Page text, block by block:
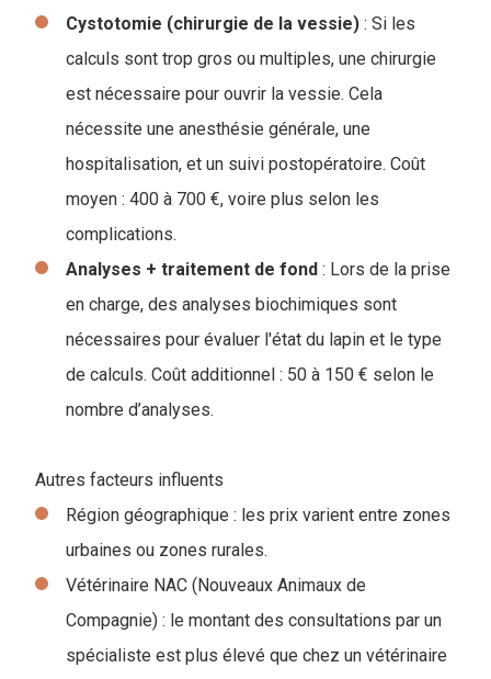
Cystotomie (chirurgie de la vessie) : Si les
calculs sont trop gros ou multiples, une chirurgie
est nécessaire pour ouvrir la vessie. Cela
nécessite une anesthésie générale, une
hospitalisation, et un suivi postopératoire. Coût
moyen : 400 à 700 €, voire plus selon les
complications.
Analyses + traitement de fond : Lors de la prise
en charge, des analyses biochimiques sont
nécessaires pour évaluer l'état du lapin et le type
de calculs. Coût additionnel : 50 à 150 € selon le
nombre d’analyses.
Autres facteurs influents
Région géographique : les prix varient entre zones
urbaines ou zones rurales.
Vétérinaire NAC (Nouveaux Animaux de
Compagnie) : le montant des consultations par un
spécialiste est plus élevé que chez un vétérinaire